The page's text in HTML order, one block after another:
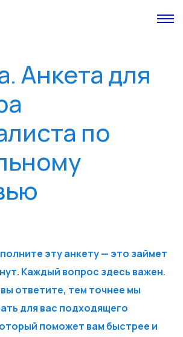
Анкета для
по
эту анкету — это займет
Каждый вопрос здесь важен.
ответите, тем точнее мы
для вас подходящего
поможет вам быстрее и